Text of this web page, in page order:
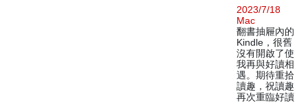
2023/7/18
Mac
翻書抽屜內的
Kindle，很舊
沒有開啟了使
我再與好讀相
遇。期待重拾
讀趣，祝讀趣
再次重臨好讀